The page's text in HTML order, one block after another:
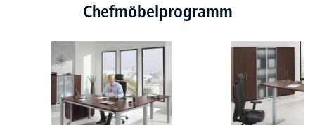
Chefmöbelprogramm